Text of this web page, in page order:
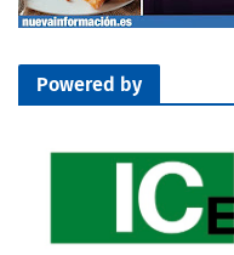
Powered by